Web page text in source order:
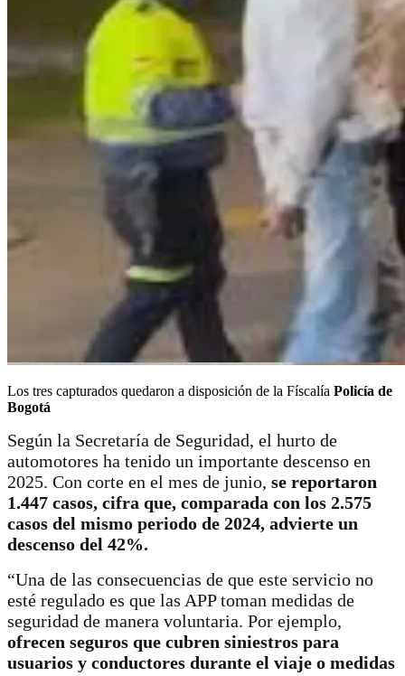
Los tres capturados quedaron a disposición de la Físcalía Policía de
Bogotá
Según la Secretaría de Seguridad, el hurto de
automotores ha tenido un importante descenso en
2025. Con corte en el mes de junio, se reportaron
1.447 casos, cifra que, comparada con los 2.575
casos del mismo periodo de 2024, advierte un
descenso del 42%.
“Una de las consecuencias de que este servicio no
esté regulado es que las APP toman medidas de
seguridad de manera voluntaria. Por ejemplo,
ofrecen seguros que cubren siniestros para
usuarios y conductores durante el viaje o medidas